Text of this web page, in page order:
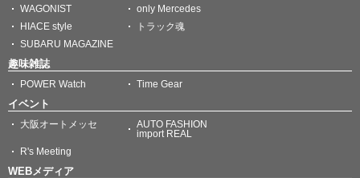
WAGONIST
only Mercedes
HIACE style
トラック魂
SUBARU MAGAZINE
趣味雑誌
POWER Watch Time Gear
イベント
大阪オートメッセ
AUTO FASHION
import REAL
R's Meeting
WEBメディア